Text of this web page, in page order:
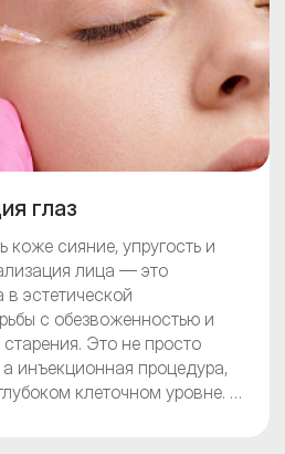
глаз
коже сияние, упругость и
лица — это
эстетической
с обезвоженностью и
Это не просто
инъекционная процедура,
клеточном уровне. В